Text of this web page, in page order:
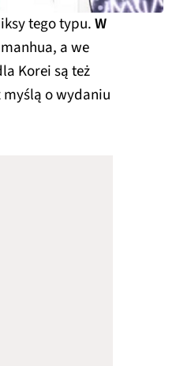
tego typu.W
a we
Korei są też
o wydaniu